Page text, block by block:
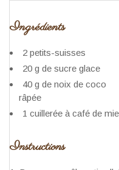
Ingrédients
2 petits-suisses
20 g de sucre glace
40 g de noix de coco
râpée
1 cuillerée à café de
Instructions